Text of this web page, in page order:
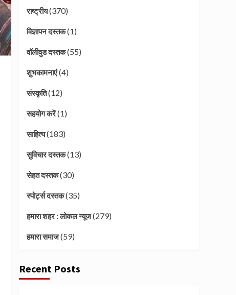
राष्ट्रीय(370)
विज्ञापन दस्तक(1)
वॉलीवुड दस्तक(55)
शुभकामनाएं(4)
संस्कृति(12)
सहयोग करें(1)
साहित्य(183)
सुविचार दस्तक(13)
सेहत दस्तक(30)
स्पोर्ट्स दस्तक(35)
हमारा शहर : लोकल न्यूज(279)
हमारा समाज(59)
Recent Posts